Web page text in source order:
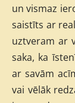
un vismaz
saistīts ar
uztveram ar
saka, ka
ar savām
vai vēlāk